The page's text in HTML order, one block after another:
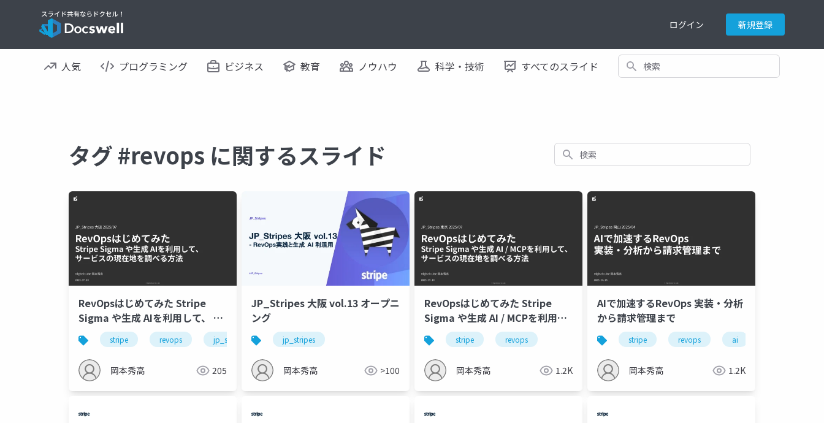
ログイン 新規登録
人気 プログラミング ビジネス 教育 ノウハウ 科学・技術 すべてのスライド 検索
タグ #revops に関するスライド 検索
RevOpsはじめてみた Stripe
Sigma や生成 AIを利用して、 サ
ービスの現在地を調べる方法
stripe revops jp_stripes
岡本秀高 205
JP_Stripes 大阪 vol.13 オープニ
ング
jp_stripes
岡本秀高 >100
RevOpsはじめてみた Stripe
Sigma や生成 AI / MCPを利用し
て、サービスの現在地を調べる方
法
stripe revops
岡本秀高 1.2K
AIで加速するRevOps 実装・分析
から請求管理まで
stripe revops ai
岡本秀高 1.2K